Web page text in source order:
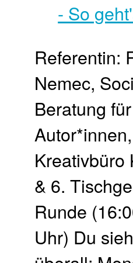
Referentin:
Nemec,
Beratung für
Autor*innen,
Kreativbüro
& 6.
Runde
Uhr) Du